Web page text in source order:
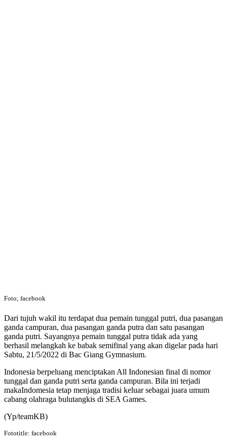
Foto; facebook
Dari tujuh wakil itu terdapat dua pemain tunggal putri, dua pasangan
ganda campuran, dua pasangan ganda putra dan satu pasangan
ganda putri. Sayangnya pemain tunggal putra tidak ada yang
berhasil melangkah ke babak semifinal yang akan digelar pada hari
Sabtu, 21/5/2022 di Bac Giang Gymnasium.
Indonesia berpeluang menciptakan All Indonesian final di nomor
tunggal dan ganda putri serta ganda campuran. Bila ini terjadi
makaIndomesia tetap menjaga tradisi keluar sebagai juara umum
cabang olahraga bulutangkis di SEA Games.
(Yp/teamKB)
Fototitle: facebook